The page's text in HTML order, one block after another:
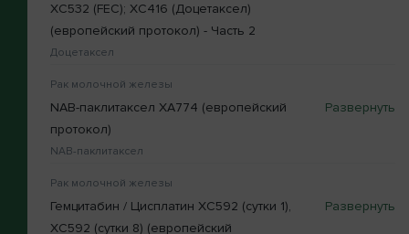
XC532 (FEC); XC416 (Доцетаксел)
(европейский протокол) - Часть 2
Доцетаксел
Рак молочной железы
NAB-паклитаксел XA774 (европейский
протокол)
NAB-паклитаксел
Рак молочной железы
Гемцитабин / Цисплатин XC592 (сутки 1),
XC592 (сутки 8) (европейский